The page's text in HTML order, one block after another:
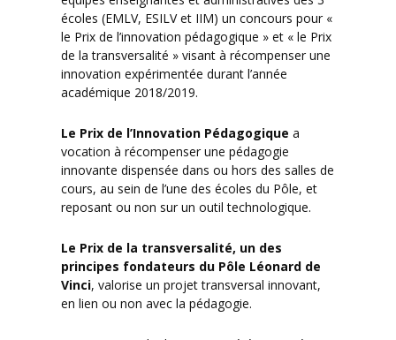
écoles (EMLV, ESILV et IIM) un concours pour «
le Prix de l’innovation pédagogique » et « le Prix
de la transversalité » visant à récompenser une
innovation expérimentée durant l’année
académique 2018/2019.
Le Prix de l’Innovation Pédagogique a
vocation à récompenser une pédagogie
innovante dispensée dans ou hors des salles de
cours, au sein de l’une des écoles du Pôle, et
reposant ou non sur un outil technologique.
Le Prix de la transversalité, un des
principes fondateurs du Pôle Léonard de
Vinci, valorise un projet transversal innovant,
en lien ou non avec la pédagogie.